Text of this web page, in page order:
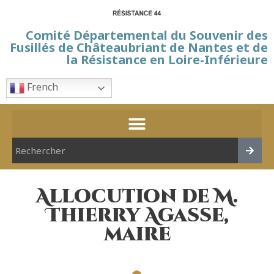
Comité Départemental du Souvenir des
Fusillés de Châteaubriant de Nantes et de
la Résistance en Loire-Inférieure
French
Allocution de M.
Thierry Agasse,
maire